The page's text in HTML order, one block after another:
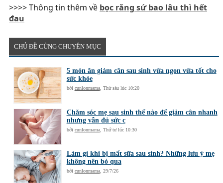
>>>> Thông tin thêm về bọc răng sứ bao lâu thì hết
đau
CHỦ ĐỀ CÙNG CHUYÊN MỤC
5 món ăn giảm cân sau sinh vừa ngon vừa tốt cho
sức khỏe
bởi cunlonmama, Thứ sáu lúc 10:20
Chăm sóc mẹ sau sinh thế nào để giảm cân nhanh
nhưng vẫn đủ sức c
bởi cunlonmama, Thứ tư lúc 10:30
Làm gì khi bị mất sữa sau sinh? Những lưu ý mẹ
không nên bỏ qua
bởi cunlonmama, 29/7/26